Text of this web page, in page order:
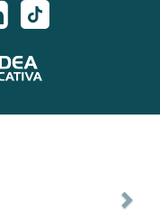
los derechos
Nacional de la